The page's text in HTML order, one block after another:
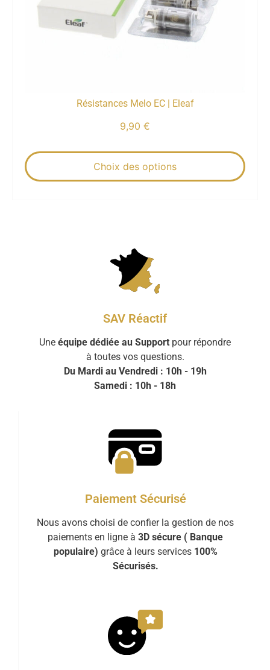
Résistances Melo EC | Eleaf
9,90 €
Choix des options
SAV Réactif
Une équipe dédiée au Support pour répondre
à toutes vos questions.
Du Mardi au Vendredi : 10h - 19h
Samedi : 10h - 18h
Paiement Sécurisé
Nous avons choisi de confier la gestion de nos
paiements en ligne à 3D sécure ( Banque
populaire) grâce à leurs services 100%
Sécurisés.